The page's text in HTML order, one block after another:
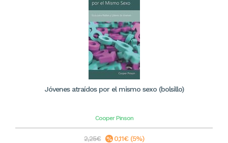
Jóvenes atraídos por el mismo sexo (bolsillo)
Cooper Pinson
2,25€ 0,11€ (5%)